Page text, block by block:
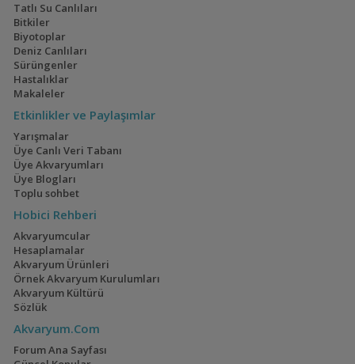
Tatlı Su Canlıları
Bitkiler
Biyotoplar
Deniz Canlıları
Sürüngenler
Hastalıklar
Makaleler
Etkinlikler ve Paylaşımlar
Yarışmalar
Üye Canlı Veri Tabanı
Üye Akvaryumları
Üye Blogları
Toplu sohbet
Hobici Rehberi
Akvaryumcular
Hesaplamalar
Akvaryum Ürünleri
Örnek Akvaryum Kurulumları
Akvaryum Kültürü
Sözlük
Akvaryum.Com
Forum Ana Sayfası